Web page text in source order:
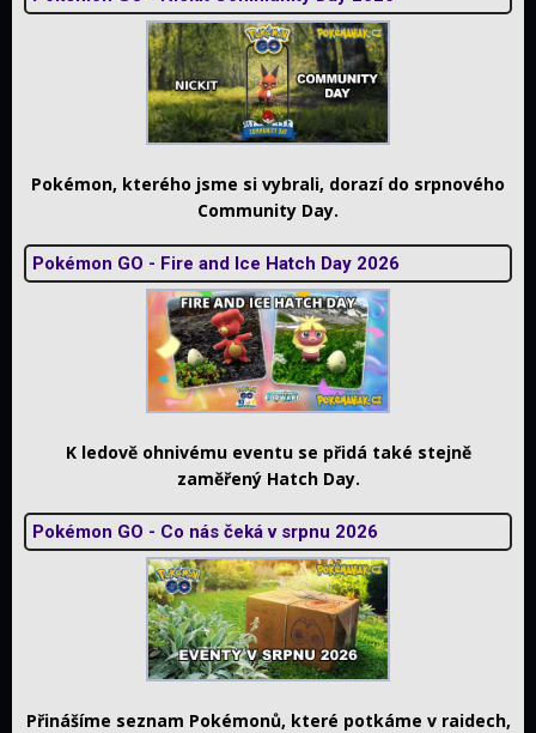
Pokémon, kterého jsme si vybrali, dorazí do srpnového
Community Day.
Pokémon GO - Fire and Ice Hatch Day 2026
K ledově ohnivému eventu se přidá také stejně
zaměřený Hatch Day.
Pokémon GO - Co nás čeká v srpnu 2026
Přinášíme seznam Pokémonů, které potkáme v raidech,